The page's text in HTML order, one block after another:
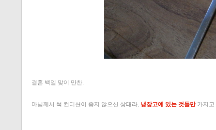
결혼 백일 맞이 만찬.
마님께서 썩 컨디션이 좋지 않으신 상태라, 냉장고에 있는 것들만 가지고